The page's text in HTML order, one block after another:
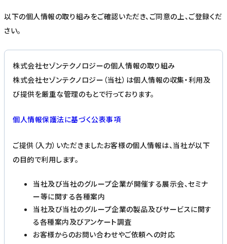
以下の個人情報の取り組みをご確認いただき、ご同意の上、ご登録くだ
さい。
株式会社セゾンテクノロジーの個人情報の取り組み
株式会社セゾンテクノロジー（当社）は個人情報の収集・利用及
び提供を厳重な管理のもとで行っております。
個人情報保護法に基づく公表事項
ご提供（入力）いただきましたお客様の個人情報は、当社が以下
の目的で利用します。
当社及び当社のグループ企業が開催する展示会、セミナ
ー等に関する各種案内
当社及び当社のグループ企業の製品及びサービスに関す
る各種案内及びアンケート調査
お客様からのお問い合わせやご依頼への対応